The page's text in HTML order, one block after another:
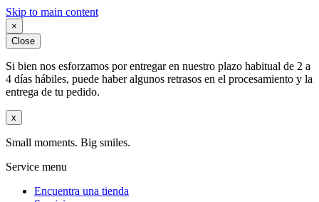
Skip to main content
×
Close
Si bien nos esforzamos por entregar en nuestro plazo habitual de 2 a
4 días hábiles, puede haber algunos retrasos en el procesamiento y la
entrega de tu pedido.
x
Small moments. Big smiles.
Service menu
Encuentra una tienda